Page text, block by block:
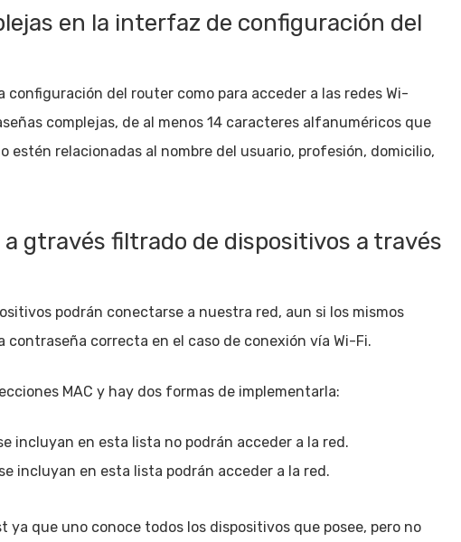
en la interfaz de configuración del
configuración del router como para acceder a las redes Wi-
complejas, de al menos 14 caracteres alfanuméricos que
estén relacionadas al nombre del usuario, profesión, domicilio,
gtravés filtrado de dispositivos a través
podrán conectarse a nuestra red, aun si los mismos
correcta en el caso de conexión vía Wi-Fi.
MAC y hay dos formas de implementarla:
incluyan en esta lista no podrán acceder a la red.
incluyan en esta lista podrán acceder a la red.
que uno conoce todos los dispositivos que posee, pero no